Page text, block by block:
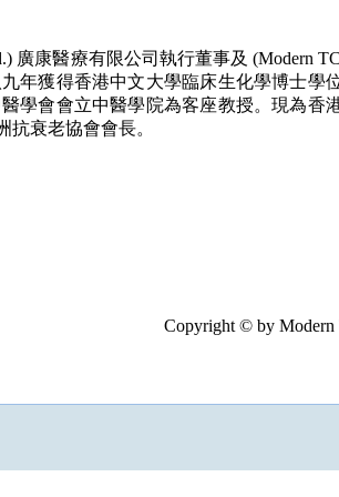
廣康醫療有限公司執行董事及 (Modern
年獲得香港中文大學臨床生化學博士學
學會會立中醫學院為客座教授。現為香
衰老協會會長。
Copyright © by Modern